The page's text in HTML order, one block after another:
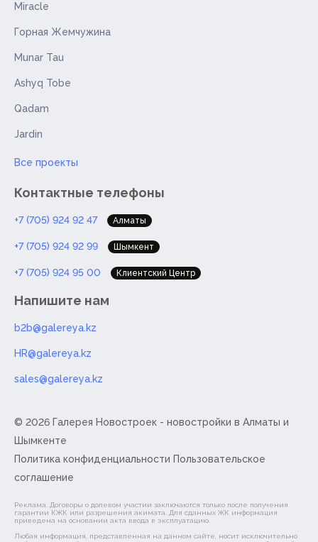
Miracle
Горная Жемчужина
Munar Tau
Ashyq Tobe
Qadam
Jardin
Все проекты
Контактные телефоны
+7 (705) 924 92 47 Алматы
+7 (705) 924 92 99 Шымкент
+7 (705) 924 95 00 Клиентский Центр
Напишите нам
b2b@galereya.kz
HR@galereya.kz
sales@galereya.kz
© 2026 Галерея Новостроек - новостройки в Алматы и
Шымкенте
Политика конфиденциальности Пользовательское
соглашение
Реклама. Договоры о долевом участии заключаются только после получения
гарантии КЖК или разрешения акимата. Для сданных ЖК информация
приведена на основании акта ввода в эксплуатацию.
Любая информация, представленная на данном сайте, носит исключительно